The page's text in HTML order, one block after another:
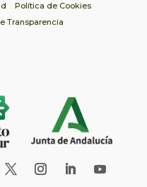
Política de Cookies
Transparencia